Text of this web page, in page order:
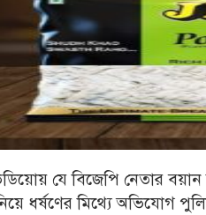
যে বিজেপি নেতার
ধর্ষণের মিথ্যে অভিযোগ